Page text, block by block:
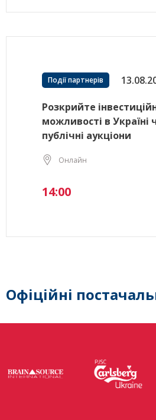
Події партнерів
Розкрийте
можливості в Україні
публічні аукціони
Онлайн
14:00
Офіційні